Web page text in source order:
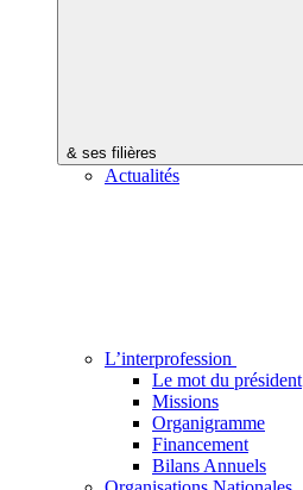
& ses filières
Actualités
L’interprofession
Le mot du président
Missions
Organigramme
Financement
Bilans Annuels